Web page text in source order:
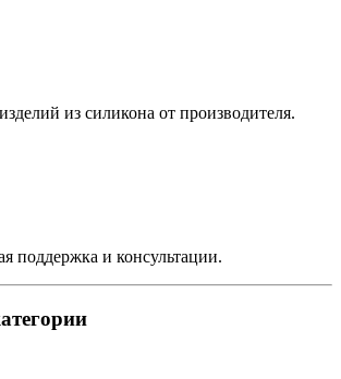
из силикона от производителя.
поддержка и консультации.